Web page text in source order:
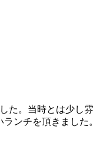
た。当時とは少し雰
ンチを頂きました。